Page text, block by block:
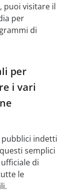
puoi visitare il
per
di
per
i vari
pubblici indetti
semplici
di
le